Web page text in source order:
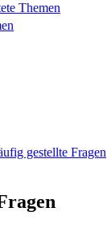
Themen
gestellte Fragen